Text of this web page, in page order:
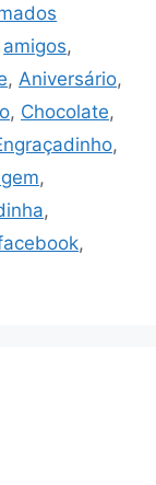
amigos,
, Aniversário,
, Chocolate,
,
,
,
,